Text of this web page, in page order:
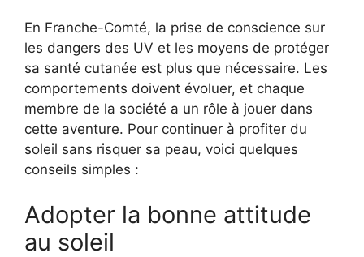
En Franche-Comté, la prise de conscience sur
les dangers des UV et les moyens de protéger
sa santé cutanée est plus que nécessaire. Les
comportements doivent évoluer, et chaque
membre de la société a un rôle à jouer dans
cette aventure. Pour continuer à profiter du
soleil sans risquer sa peau, voici quelques
conseils simples :
Adopter la bonne attitude
au soleil